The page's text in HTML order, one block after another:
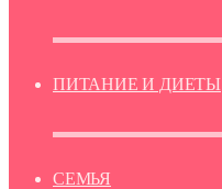
ПИТАНИЕ И ДИЕТЫ
СЕМЬЯ